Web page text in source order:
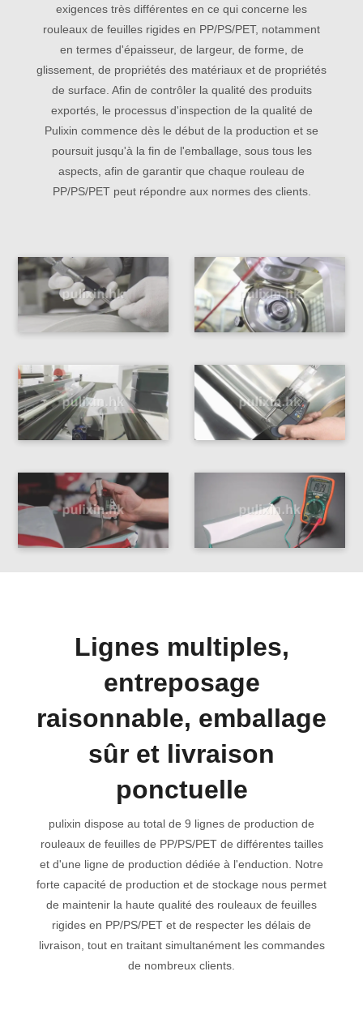
exigences très différentes en ce qui concerne les
rouleaux de feuilles rigides en PP/PS/PET, notamment
en termes d'épaisseur, de largeur, de forme, de
glissement, de propriétés des matériaux et de propriétés
de surface. Afin de contrôler la qualité des produits
exportés, le processus d'inspection de la qualité de
Pulixin commence dès le début de la production et se
poursuit jusqu'à la fin de l'emballage, sous tous les
aspects, afin de garantir que chaque rouleau de
PP/PS/PET peut répondre aux normes des clients.
Lignes multiples,
entreposage
raisonnable, emballage
sûr et livraison
ponctuelle
pulixin dispose au total de 9 lignes de production de
rouleaux de feuilles de PP/PS/PET de différentes tailles
et d'une ligne de production dédiée à l'enduction. Notre
forte capacité de production et de stockage nous permet
de maintenir la haute qualité des rouleaux de feuilles
rigides en PP/PS/PET et de respecter les délais de
livraison, tout en traitant simultanément les commandes
de nombreux clients.